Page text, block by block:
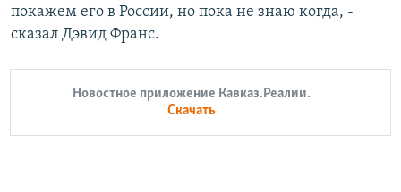
покажем его в России, но пока не знаю когда, -
сказал Дэвид Франс.
Новостное приложение Кавказ.Реалии.
Скачать